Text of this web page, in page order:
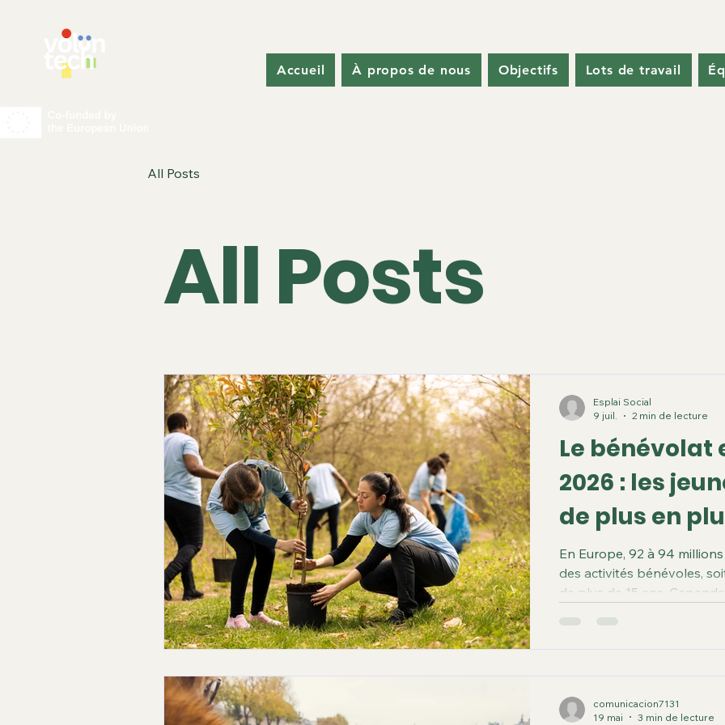
Accueil À propos de nous Objectifs Lots de travail
All Posts
All Posts
Le bénévolat
2026 : les
de plus en
En Europe, 92 à 94
des activités bénévoles,
de plus de 15 ans.
de l’Est, comme la Bulgarie,
Esplai Social
9 juil.
2 min de lecture
comunicacion7131
19 mai
3 min de lecture